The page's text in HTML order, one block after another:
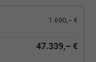
1.690,– €
47.339,– €